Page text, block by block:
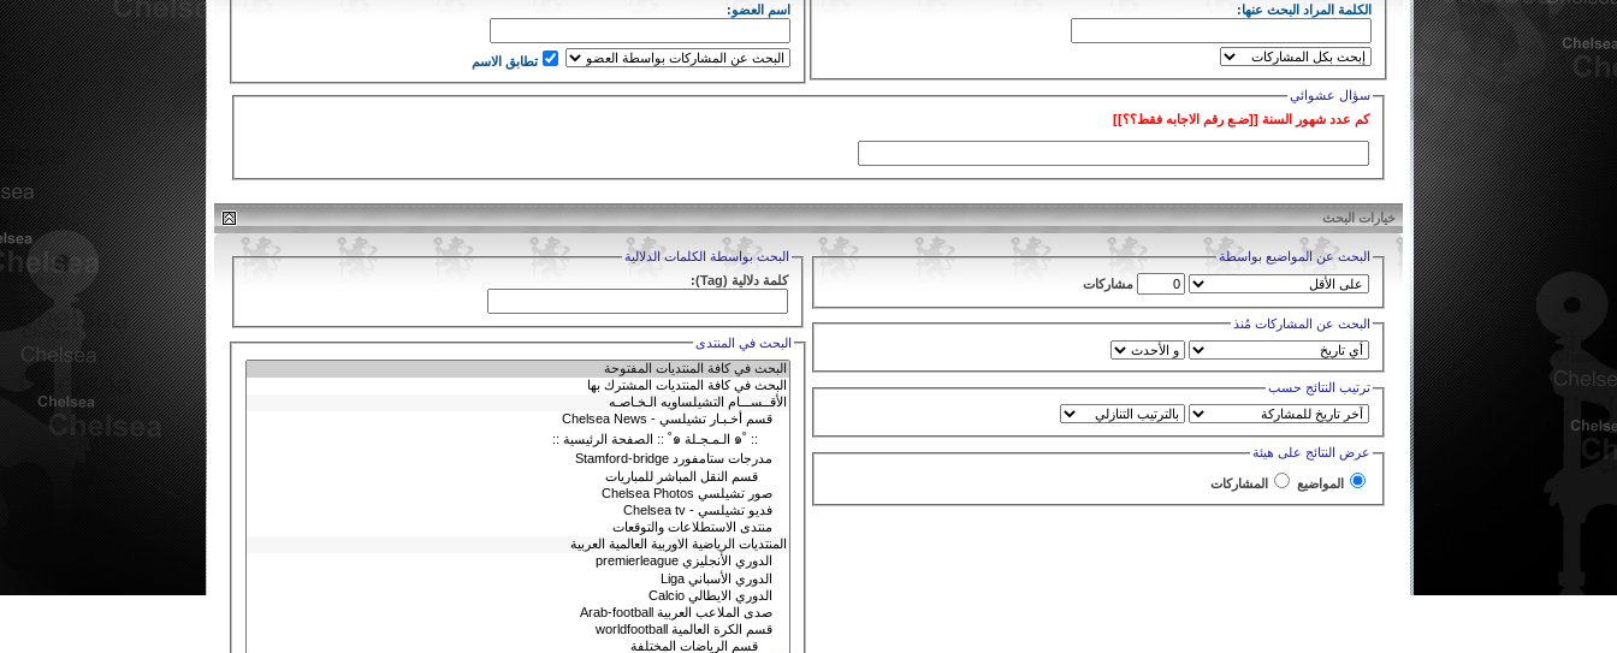
الكلمة المراد البحث عنها:
اسم العضو:
تطابق الاسم
سؤال عشوائي
كم عدد شهور السنة [[ضـع رقم الاجابه فقط؟؟]]
خيارات البحث
البحث عن المواضيع بواسطة
مشاركات
البحث عن المشاركات مُنذ
ترتيب النتائج حسب
عرض النتائج على هيئة
المواضيع المشاركات
البحث بواسطة الكلمات الدلالية
كلمة دلالية (Tag):
البحث في المنتدى